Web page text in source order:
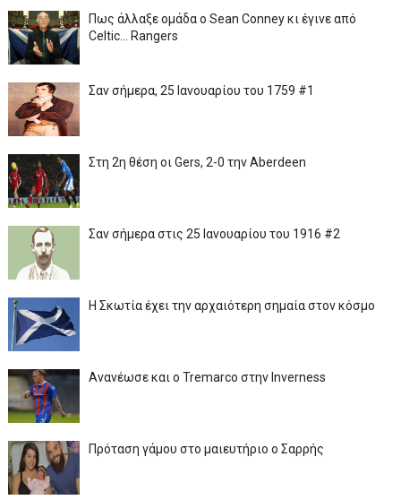
Πως άλλαξε ομάδα ο Sean Conney κι έγινε από
Celtic... Rangers
Σαν σήμερα, 25 Ιανουαρίου του 1759 #1
Στη 2η θέση οι Gers, 2-0 την Aberdeen
Σαν σήμερα στις 25 Ιανουαρίου του 1916 #2
Η Σκωτία έχει την αρχαιότερη σημαία στον κόσμο
Ανανέωσε και ο Tremarco στην Inverness
Πρόταση γάμου στο μαιευτήριο ο Σαρρής